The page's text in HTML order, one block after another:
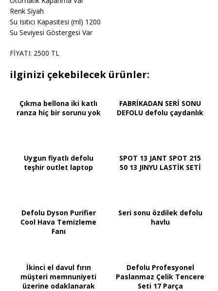
Renk Siyah
Su Isıtıcı Kapasitesi (ml) 1200
Su Seviyesi Göstergesi Var
FİYATI: 2500 TL
ilginizi çekebilecek ürünler:
Çıkma bellona iki katlı
ranza hiç bir sorunu yok
FABRİKADAN SERİ SONU
DEFOLU defolu çaydanlık
Uygun fiyatlı defolu
teşhir outlet laptop
SPOT 13 JANT SPOT 215
50 13 JINYU LASTİK SETİ
Defolu Dyson Purifier
Cool Hava Temizleme
Fanı
Seri sonu özdilek defolu
havlu
İkinci el davul fırın
müşteri memnuniyeti
üzerine odaklanarak
Defolu Profesyonel
Paslanmaz Çelik Tencere
Seti 17 Parça